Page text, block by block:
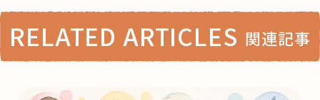
RELATED ARTICLES 関連記事